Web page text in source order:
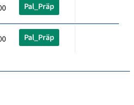
Pal_Präp
Pal_Präp